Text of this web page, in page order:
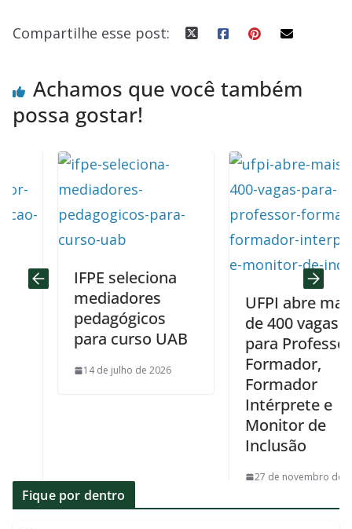
Compartilhe esse post:
Achamos que você também
possa gostar!
IFPE seleciona
mediadores
pedagógicos
para curso UAB
14 de julho de 2026
UFPI abre mais
de 400 vagas
para Professor
Formador,
Formador
Intérprete e
Monitor de
Inclusão
27 de novembro de 2025
Fique por dentro